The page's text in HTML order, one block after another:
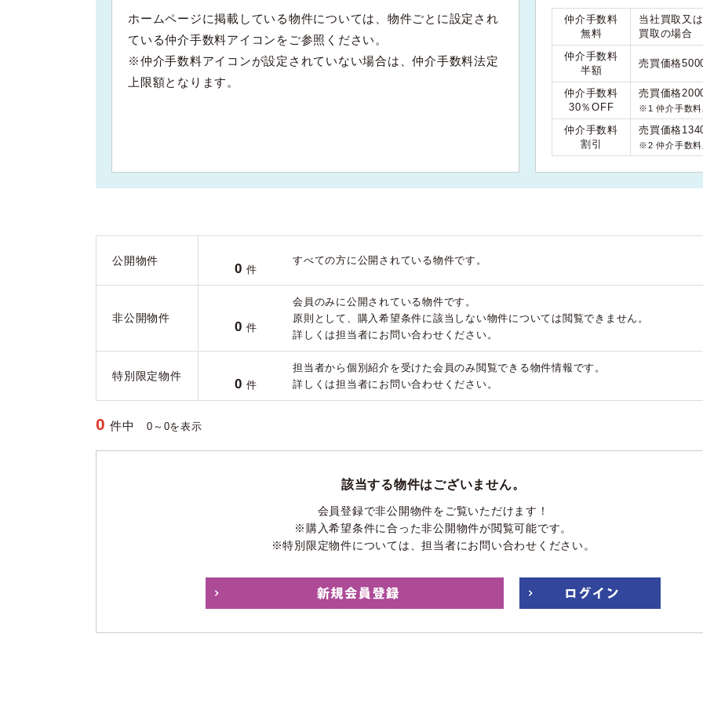
ホームページに掲載している物件については、物件ごとに設定され
ている仲介手数料アイコンをご参照ください。
※仲介手数料アイコンが設定されていない場合は、仲介手数料法定
上限額となります。
仲介手数料
無料
当社買取又
買取の場合
仲介手数料
半額
売買価格
仲介手数料
30％OFF
売買価格
※1 仲介手数料
仲介手数料
割引
売買価格
※2 仲介手数料
公開物件
0 件
すべての方に公開されている物件です。
非公開物件
0 件
会員のみに公開されている物件です。
原則として、購入希望条件に該当しない物件については閲覧できません。
詳しくは担当者にお問い合わせください。
特別限定物件
0 件
担当者から個別紹介を受けた会員のみ閲覧できる物件情報です。
詳しくは担当者にお問い合わせください。
0 件中 0～0を表示
該当する物件はございません。
会員登録で非公開物件をご覧いただけます！
※購入希望条件に合った非公開物件が閲覧可能です。
※特別限定物件については、担当者にお問い合わせください。